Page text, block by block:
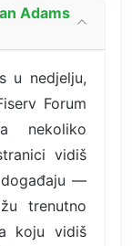
Adams
u nedjelju,
Forum
nekoliko
vidiš
događaju —
trenutno
koju vidiš